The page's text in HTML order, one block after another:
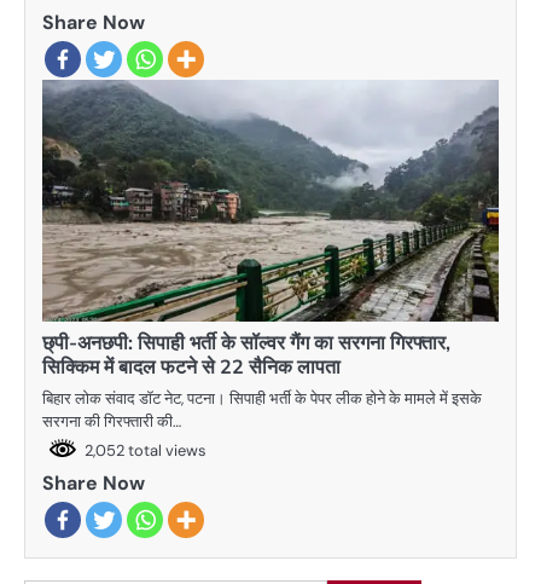
Share Now
छ्पी-अनछपी: सिपाही भर्ती के सॉल्वर गैंग का सरगना गिरफ्तार,
सिक्किम में बादल फटने से 22 सैनिक लापता
बिहार लोक संवाद डॉट नेट, पटना। सिपाही भर्ती के पेपर लीक होने के मामले में इसके
सरगना की गिरफ्तारी की…
2,052 total views
Share Now